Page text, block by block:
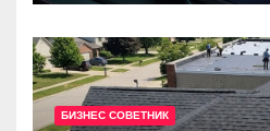
БИЗНЕС СОВЕТНИК